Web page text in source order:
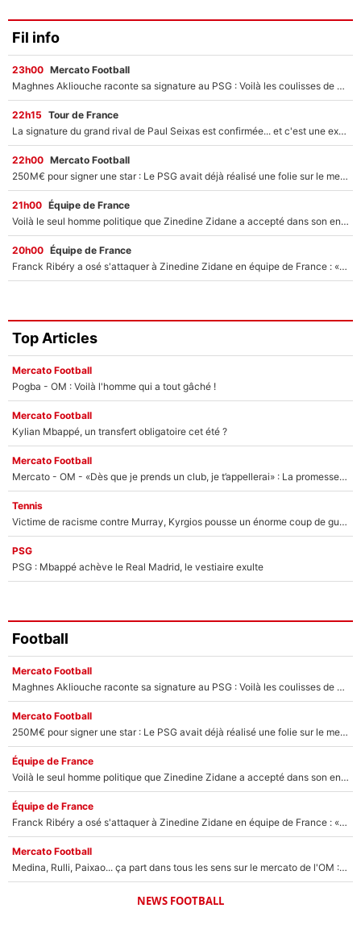
Fil info
23h00 Mercato Football
Maghnes Akliouche raconte sa signature au PSG : Voilà les coulisses de son transfert de rêve à 50M€
22h15 Tour de France
La signature du grand rival de Paul Seixas est confirmée... et c'est une excellente nouvelle pour l'équipe Decathlon-CMA CGM !
22h00 Mercato Football
250M€ pour signer une star : Le PSG avait déjà réalisé une folie sur le mercato bien avant Neymar !
21h00 Équipe de France
Voilà le seul homme politique que Zinedine Zidane a accepté dans son entourage : «Je garde un très bon souvenir de lui»
20h00 Équipe de France
Franck Ribéry a osé s'attaquer à Zinedine Zidane en équipe de France : «Je n'aurais jamais fait ça»
Top Articles
Mercato Football
Pogba - OM : Voilà l'homme qui a tout gâché !
Mercato Football
Kylian Mbappé, un transfert obligatoire cet été ?
Mercato Football
Mercato - OM - «Dès que je prends un club, je t’appellerai» : La promesse de Marcelino au moment de claquer la porte
Tennis
Victime de racisme contre Murray, Kyrgios pousse un énorme coup de gueule !
PSG
PSG : Mbappé achève le Real Madrid, le vestiaire exulte
Football
Mercato Football
Maghnes Akliouche raconte sa signature au PSG : Voilà les coulisses de son transfert de rêve à 50M€
Mercato Football
250M€ pour signer une star : Le PSG avait déjà réalisé une folie sur le mercato bien avant Neymar !
Équipe de France
Voilà le seul homme politique que Zinedine Zidane a accepté dans son entourage : «Je garde un très bon souvenir de lui»
Équipe de France
Franck Ribéry a osé s'attaquer à Zinedine Zidane en équipe de France : «Je n'aurais jamais fait ça»
Mercato Football
Medina, Rulli, Paixao... ça part dans tous les sens sur le mercato de l'OM : Frank McCourt va enfin récupérer l'argent qu'il attend ?
NEWS FOOTBALL